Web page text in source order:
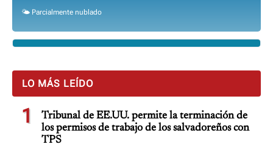
🌤️ Parcialmente nublado
LO MÁS LEÍDO
1
Tribunal de EE.UU. permite la terminación de
los permisos de trabajo de los salvadoreños con
TPS